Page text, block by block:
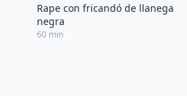
Rape con fricandó de llanega
negra
60 min